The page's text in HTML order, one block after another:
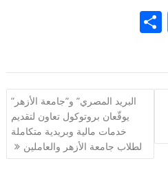
T
e
gr
ar
e
البريد المصري” و”جامعة الأزهر”
يوقّعان بروتوكول تعاون لتقديم
خدمات مالية وبريدية متكاملة
لطلاب جامعة الأزهر والعاملين